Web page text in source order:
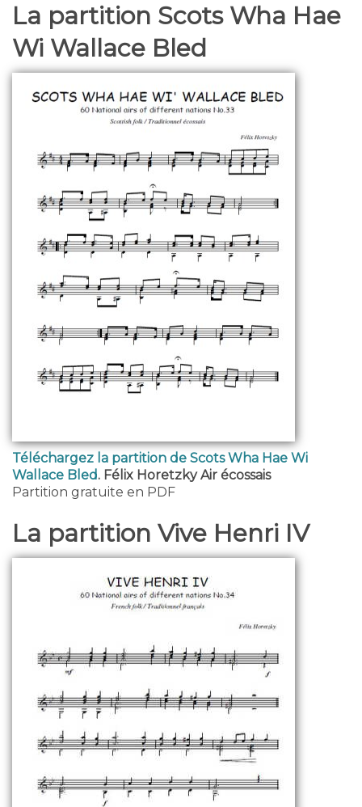
La partition Scots Wha Hae
Wi Wallace Bled
Téléchargez la partition de Scots Wha Hae Wi
Wallace Bled. Félix Horetzky Air écossais
Partition gratuite en PDF
La partition Vive Henri IV